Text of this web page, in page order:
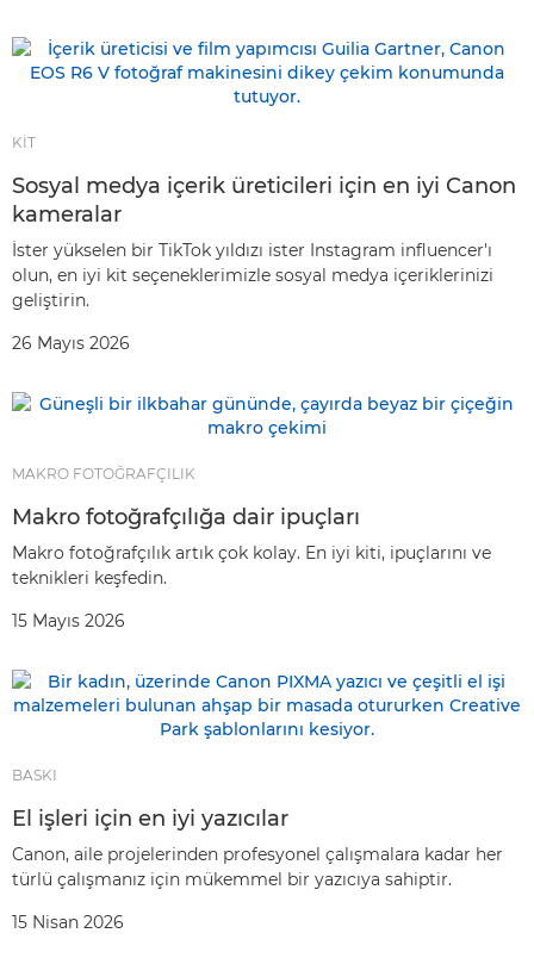
KİT
Sosyal medya içerik üreticileri için en iyi Canon
kameralar
İster yükselen bir TikTok yıldızı ister Instagram influencer'ı
olun, en iyi kit seçeneklerimizle sosyal medya içeriklerinizi
geliştirin.
26 Mayıs 2026
MAKRO FOTOĞRAFÇILIK
Makro fotoğrafçılığa dair ipuçları
Makro fotoğrafçılık artık çok kolay. En iyi kiti, ipuçlarını ve
teknikleri keşfedin.
15 Mayıs 2026
BASKI
El işleri için en iyi yazıcılar
Canon, aile projelerinden profesyonel çalışmalara kadar her
türlü çalışmanız için mükemmel bir yazıcıya sahiptir.
15 Nisan 2026